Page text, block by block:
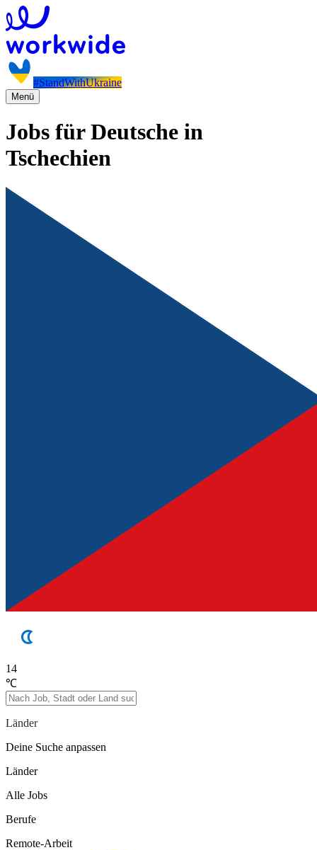
#StandWithUkraine
Menü
Jobs für Deutsche in
Tschechien
14
℃
Länder
Deine Suche anpassen
Länder
Alle Jobs
Berufe
Remote-Arbeit